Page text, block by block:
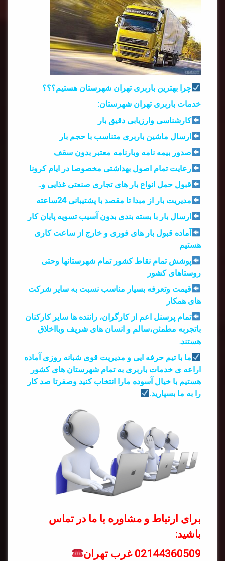
چرا بهترین باربری تهران شهرستان هستیم؟؟؟
خدمات باربری تهران شهرستان:
کارشناسی وارزیابی دقیق بار
ارسال ماشین باربری متناسب با حجم بار
صدور بیمه نامه وبارنامه معتبر بدون سقف
رعایت تمام اصول بهداشتی مخصوصا در ایام کرونا
قبول حمل انواع بار های تجاری صنعتی غذایی و..
مدیریت بار از مبدا تا مقصد با پشتیبانی 24ساعته
ارسال بار با بسته بندی بدون آسیب تسویه پایان کار
آماده قبول بار های فوری و خارج از ساعت کاری
هستیم
پوشش تمام نقاط کشور تمام شهرستانها وحتی
روستاهای کشور
قیمت وتعرفه بسیار مناسب نسبت به سایر شرکت
های همکار
تمام پرسنل اعم از کارگران، راننده ها سایر کارکنان
باتجربه مطمئن،سالم و انسان های شریف وبااخلاق
هستند.
ما با تیم حرفه ایی و مدیریت قوی شبانه روزی آماده
اراعه ی خدمات باربری به تمام شهرستان های کشور
هستیم با خیال آسوده مارا انتخاب کنید وصفرتا صد کار
را به ما بسپارید.
برای ارتباط و مشاوره با ما در تماس
باشید:
02144360509 غرب تهران